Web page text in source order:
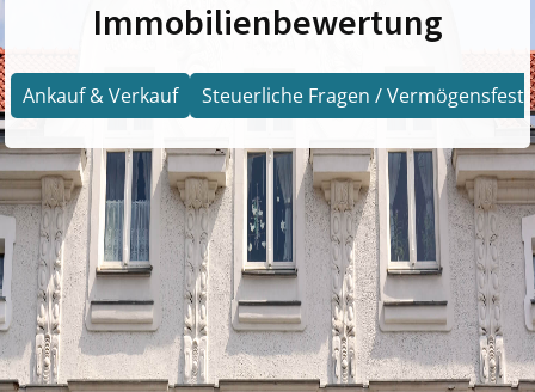
Immobilienbewertung
Ankauf & Verkauf Steuerliche Fragen /